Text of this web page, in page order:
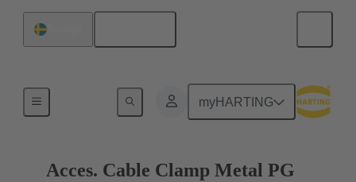
myHARTING
Kabelförskruvningar
Acces. Cable Clamp Metal PG